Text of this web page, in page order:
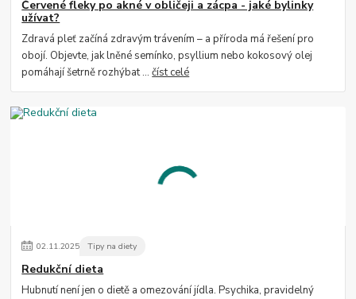
Červené fleky po akné v obličeji a zácpa - jaké bylinky
užívat?
Zdravá pleť začíná zdravým trávením – a příroda má řešení pro
obojí. Objevte, jak lněné semínko, psyllium nebo kokosový olej
pomáhají šetrně rozhýbat ...číst celé
02.11.2025 Tipy na diety
Redukční dieta
Hubnutí není jen o dietě a omezování jídla. Psychika, pravidelný